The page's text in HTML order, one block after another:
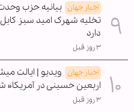
اخبار جهان بیانیه حزب
تخلیه شهرک امید سبز
دارد
۳ روز قبل
اخبار جهان ویدیو | ایالت
اربعین حسینی در آمریکا«
۳ روز قبل